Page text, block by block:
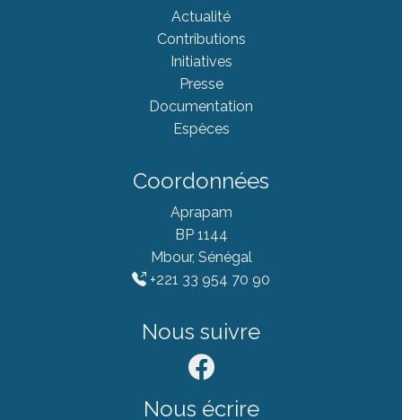
Actualité
Contributions
Initiatives
Presse
Documentation
Espèces
Coordonnées
Aprapam
BP 1144
Mbour, Sénégal
+221 33 954 70 90
Nous suivre
Nous écrire